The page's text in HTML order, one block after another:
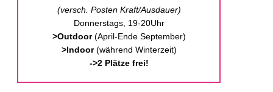
(versch. Posten Kraft/Ausdauer)
Donnerstags, 19-20Uhr
>Outdoor(April-Ende September)
>Indoor (während Winterzeit)
->2 Plätze frei!